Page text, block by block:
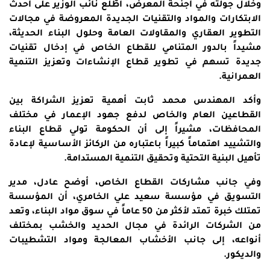
وخلال جولته في أجنحة المعرض، اطّلع نائب الوزير على أحدث
الابتكارات والمواد والتقنيات الجديدة المعروضة في مجالات
التطوير العقاري والمقاولات العامة وحلول البناء الحديثة،
مشيداً بالدور المتنامي للقطاع الخاص في إدخال تقنيات
جديدة تسهم في تطوير قطاع الإنشاءات وتعزيز التنمية
العمرانية.
وأكد المهندس محمد ثابت أهمية تعزيز الشراكة بين
القطاعين العام والخاص لدفع جهود الإعمار في مختلف
المحافظات، مشيراً إلى أن الحكومة تولي قطاع البناء
والتشييد اهتماماً كبيراً باعتباره من الركائز الأساسية لإعادة
تأهيل البنية التحتية وتحقيق التنمية المستدامة.
وفي جانب مشاركات القطاع الخاص، أوضح عادل، مدير
التسويق في مؤسسة سعيد علي الخامري، أن المؤسسة
تمتلك خبرة تمتد لأكثر من 50 عاماً في سوق مواد البناء، وتعد
من الشركات الرائدة في مجال الحديد والخشب بمختلف
أنواعه، إلى جانب الأخشاب المعالجة ومواد التشطيبات
والديكور.